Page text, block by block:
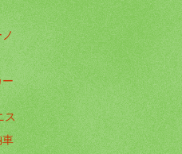
ノ
ー
ス
車